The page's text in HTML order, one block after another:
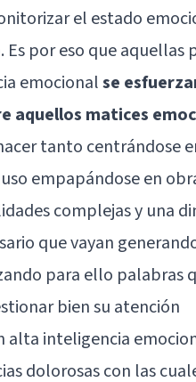
el estado
por eso que
emocionalse
aquellos matices
tanto centrándose
empapándose en
complejasy una
que vayan
para ello palabras
bien su atención
alta inteligencia
dolorosas con las